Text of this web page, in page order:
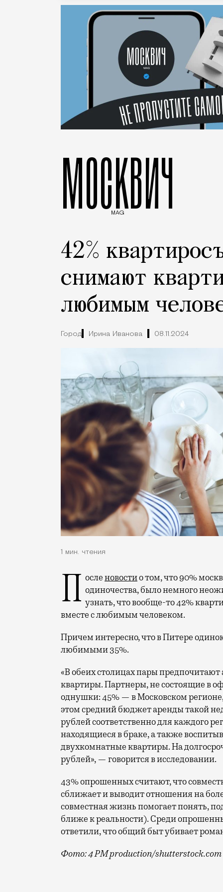
МОСКВИЧ
MAG
42%
снимают
любимым
Город Ирина Иванова 08.11.2024
1 мин. чтения
Посленовостио том, что 90%
одиночества, было немного
узнать, что вообще-то 42%
вместе с любимым человеком.
Причем интересно, что в Питере
любимыми 35%.
«В обеих столицах пары
квартиры. Партнеры, не состоящие в
однушки: 45% — в Московском
этом средний бюджет аренды такой
рублей соответственно для каждого
находящиеся в браке, а также
двухкомнатные квартиры. На
рублей», — говорится в исследовании.
43% опрошенных считают, что
сближает и выводит отношения на
совместная жизнь помогает понять,
ближе к реальности). Среди
ответили, что общий быт убивает
Фото: 4 PM production/shutterstock.com